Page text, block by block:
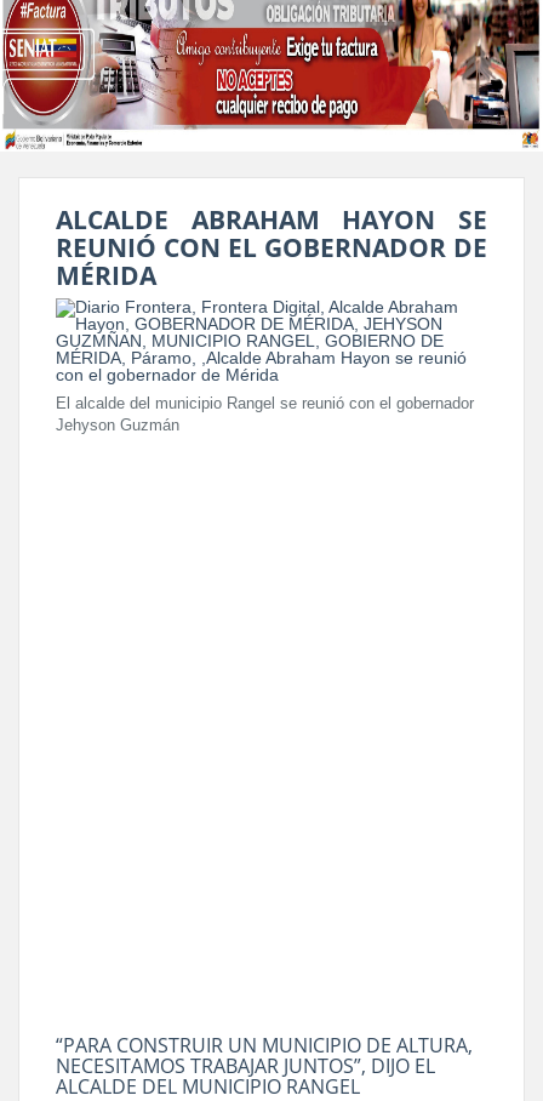
ALCALDE ABRAHAM HAYON SE
REUNIÓ CON EL GOBERNADOR DE
MÉRIDA
El alcalde del municipio Rangel se reunió con el gobernador
Jehyson Guzmán
“PARA CONSTRUIR UN MUNICIPIO DE ALTURA,
NECESITAMOS TRABAJAR JUNTOS”, DIJO EL
ALCALDE DEL MUNICIPIO RANGEL